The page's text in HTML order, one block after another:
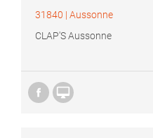
31840 | Aussonne
CLAP'S Aussonne
